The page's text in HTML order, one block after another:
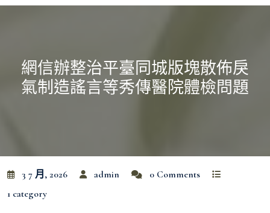
網信辦整治平臺同城版塊散佈戾
氣制造謠言等秀傳醫院體檢問題
3 7 月, 2026 admin
0 Comments
1 category